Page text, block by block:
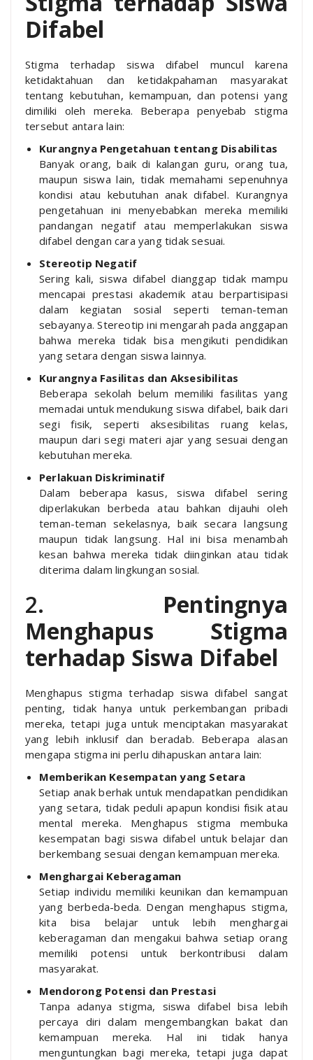
Difabel
Stigma terhadap siswa difabel muncul karena
ketidaktahuan dan ketidakpahaman masyarakat
tentang kebutuhan, kemampuan, dan potensi yang
dimiliki oleh mereka. Beberapa penyebab stigma
tersebut antara lain:
Kurangnya Pengetahuan tentang Disabilitas
Banyak orang, baik di kalangan guru, orang tua,
maupun siswa lain, tidak memahami sepenuhnya
kondisi atau kebutuhan anak difabel. Kurangnya
pengetahuan ini menyebabkan mereka memiliki
pandangan negatif atau memperlakukan siswa
difabel dengan cara yang tidak sesuai.
Stereotip Negatif
Sering kali, siswa difabel dianggap tidak mampu
mencapai prestasi akademik atau berpartisipasi
dalam kegiatan sosial seperti teman-teman
sebayanya. Stereotip ini mengarah pada anggapan
bahwa mereka tidak bisa mengikuti pendidikan
yang setara dengan siswa lainnya.
Kurangnya Fasilitas dan Aksesibilitas
Beberapa sekolah belum memiliki fasilitas yang
memadai untuk mendukung siswa difabel, baik dari
segi fisik, seperti aksesibilitas ruang kelas,
maupun dari segi materi ajar yang sesuai dengan
kebutuhan mereka.
Perlakuan Diskriminatif
Dalam beberapa kasus, siswa difabel sering
diperlakukan berbeda atau bahkan dijauhi oleh
teman-teman sekelasnya, baik secara langsung
maupun tidak langsung. Hal ini bisa menambah
kesan bahwa mereka tidak diinginkan atau tidak
diterima dalam lingkungan sosial.
2. Pentingnya
Menghapus Stigma
terhadap Siswa Difabel
Menghapus stigma terhadap siswa difabel sangat
penting, tidak hanya untuk perkembangan pribadi
mereka, tetapi juga untuk menciptakan masyarakat
yang lebih inklusif dan beradab. Beberapa alasan
mengapa stigma ini perlu dihapuskan antara lain:
Memberikan Kesempatan yang Setara
Setiap anak berhak untuk mendapatkan pendidikan
yang setara, tidak peduli apapun kondisi fisik atau
mental mereka. Menghapus stigma membuka
kesempatan bagi siswa difabel untuk belajar dan
berkembang sesuai dengan kemampuan mereka.
Menghargai Keberagaman
Setiap individu memiliki keunikan dan kemampuan
yang berbeda-beda. Dengan menghapus stigma,
kita bisa belajar untuk lebih menghargai
keberagaman dan mengakui bahwa setiap orang
memiliki potensi untuk berkontribusi dalam
masyarakat.
Mendorong Potensi dan Prestasi
Tanpa adanya stigma, siswa difabel bisa lebih
percaya diri dalam mengembangkan bakat dan
kemampuan mereka. Hal ini tidak hanya
menguntungkan bagi mereka, tetapi juga dapat